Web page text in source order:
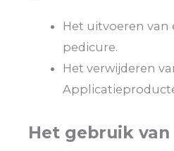
Het uitvoeren
pedicure.
Het verwijderen
Het gebruik van